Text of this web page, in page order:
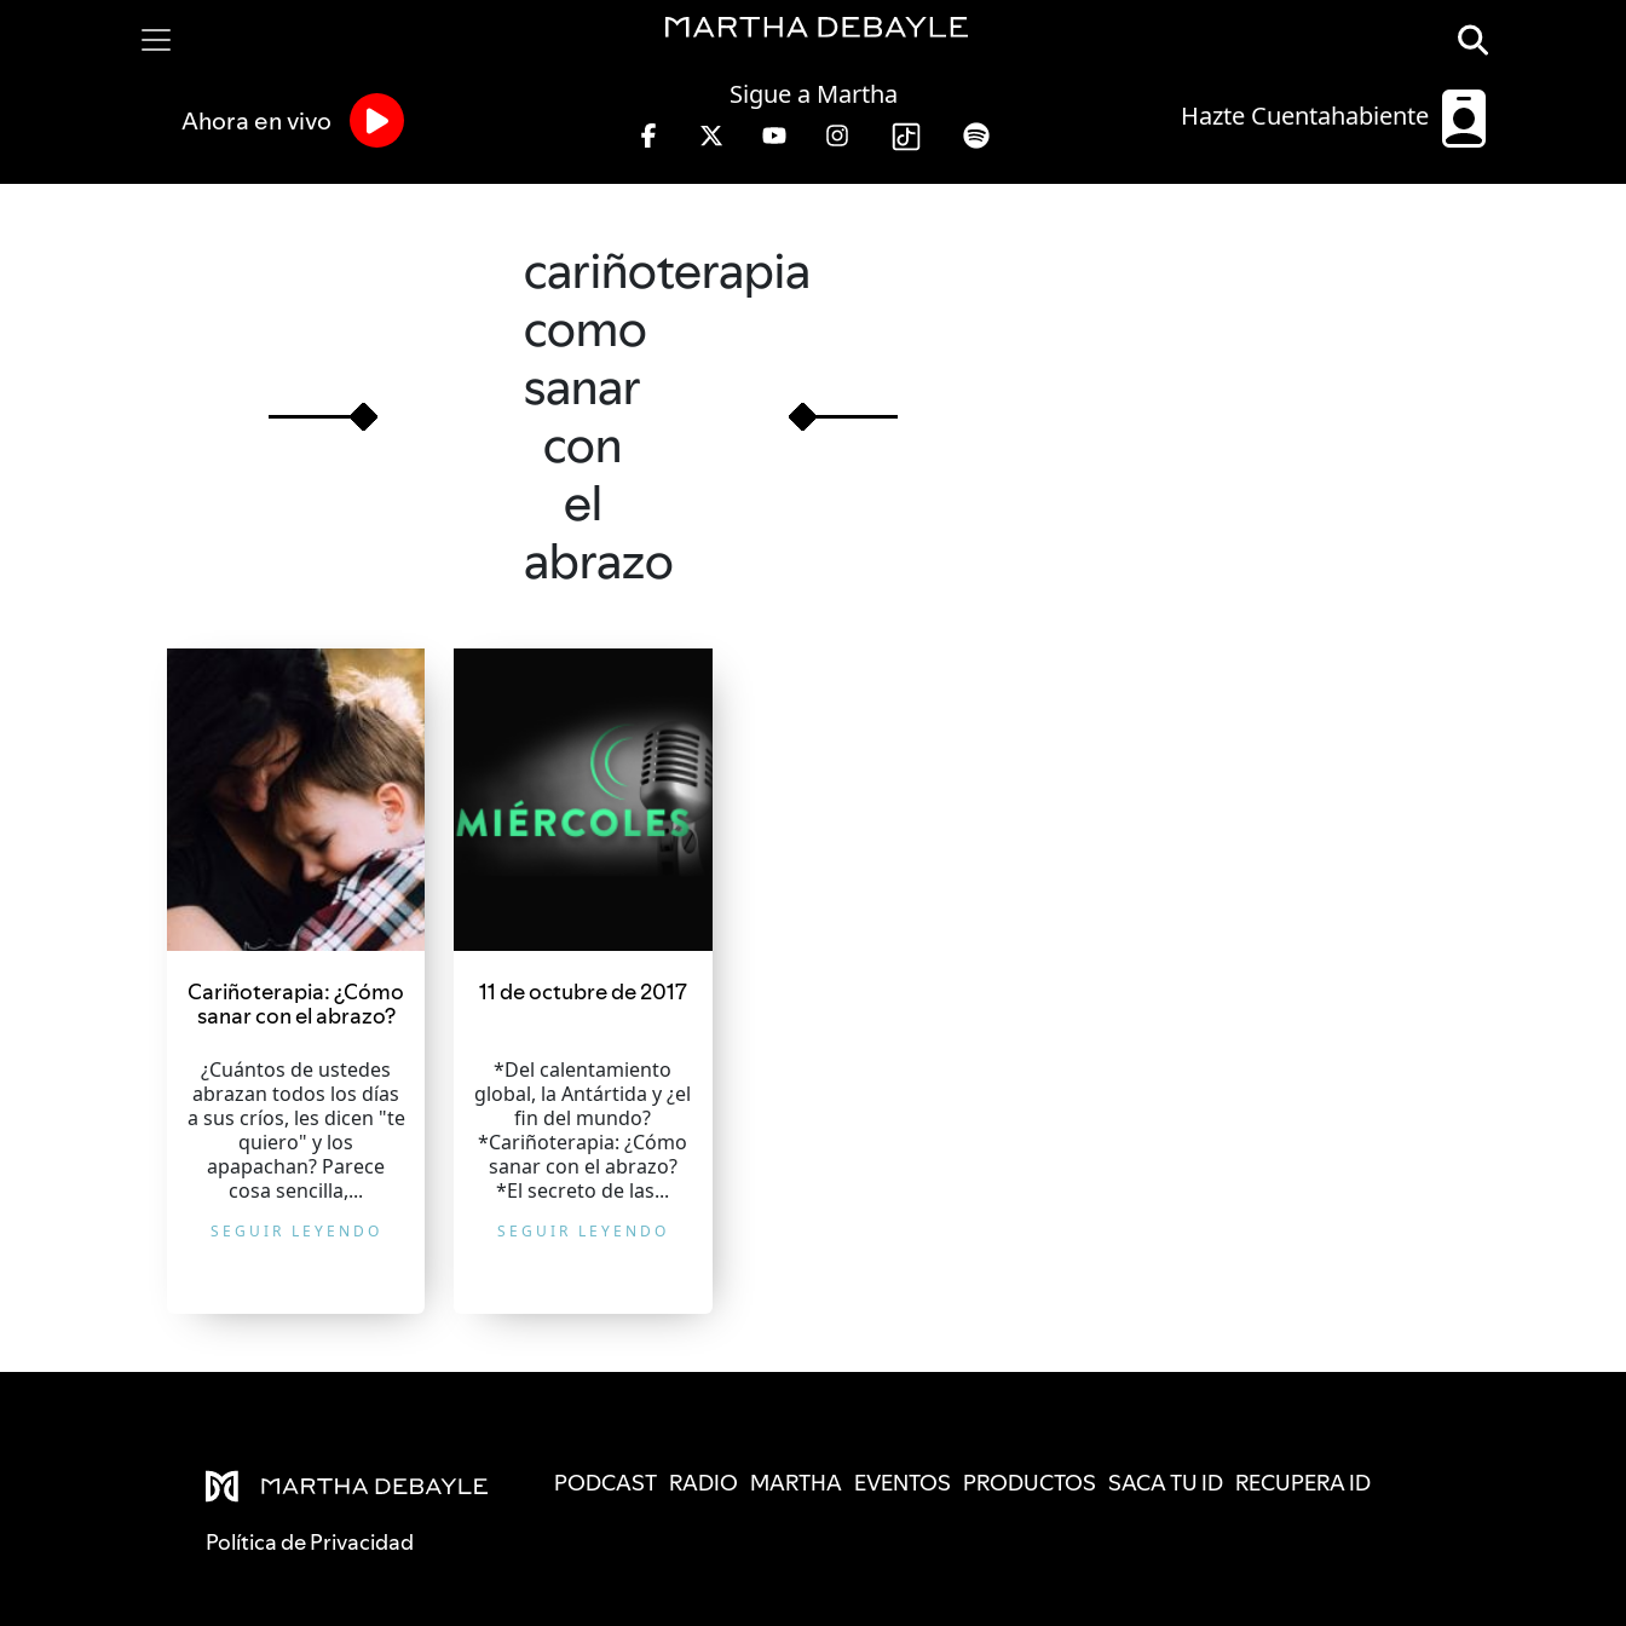
Hazte Cuentahabiente
Sigue a Martha
Ahora en vivo
cariñoterapia
como
sanar
con
el
abrazo
Cariñoterapia: ¿Cómo
sanar con el abrazo?
¿Cuántos de ustedes
abrazan todos los días
a sus críos, les dicen "te
quiero" y los
apapachan? Parece
cosa sencilla,...
SEGUIR LEYENDO
11 de octubre de 2017
*Del calentamiento
global, la Antártida y ¿el
fin del mundo?
*Cariñoterapia: ¿Cómo
sanar con el abrazo?
*El secreto de las...
SEGUIR LEYENDO
Política de Privacidad
PODCAST RADIO MARTHA EVENTOS PRODUCTOS SACA TU ID RECUPERA ID